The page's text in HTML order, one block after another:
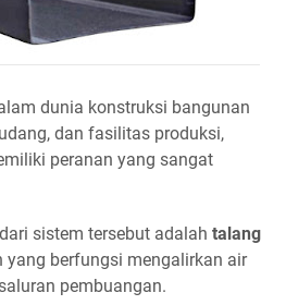
dunia konstruksi bangunan
dan fasilitas produksi,
peranan yang sangat
sistem tersebut adalah talang
yang berfungsi mengalirkan air
pembuangan.